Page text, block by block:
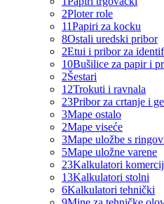
2Ploter role
11Papiri za kocku
8Ostali uredski pribor
2Etui i pribor za
10Bušilice za papir i
2Šestari
12Trokuti i ravnala
23Pribor za crtanje i
3Mape ostalo
2Mape viseće
3Mape uložbe s
5Mape uložne varene
23Kalkulatori
13Kalkulatori stolni
6Kalkulatori tehnički